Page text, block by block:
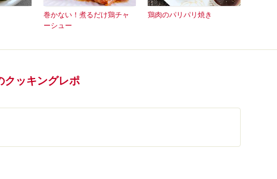
巻かない！煮るだけ鶏チャ
ーシュー
鶏肉のパリパリ焼き
クッキングレポ